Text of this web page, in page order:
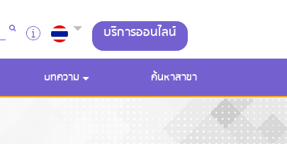
บริการออนไลน์
บทความ ค้นหาสาขา